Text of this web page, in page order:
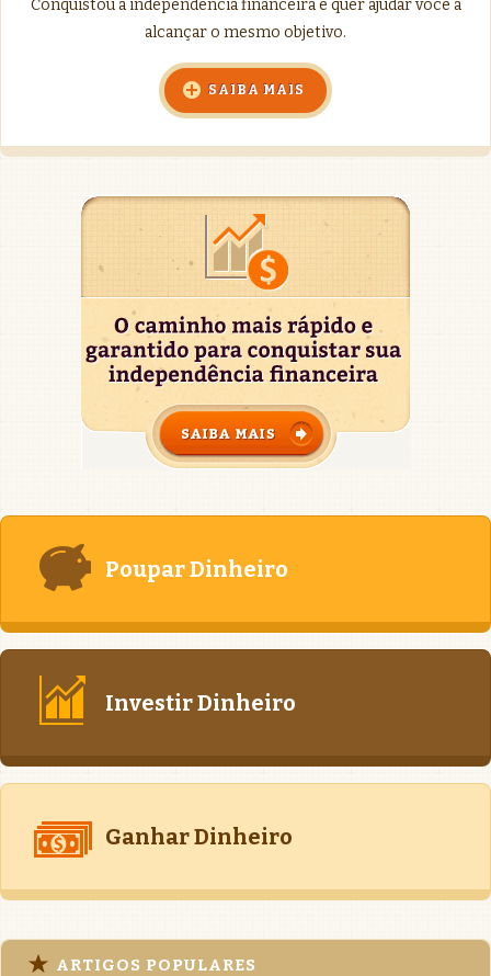
Conquistou a independência financeira e quer ajudar você a
alcançar o mesmo objetivo.
SAIBA MAIS
Poupar Dinheiro
Investir Dinheiro
Ganhar Dinheiro
ARTIGOS POPULARES